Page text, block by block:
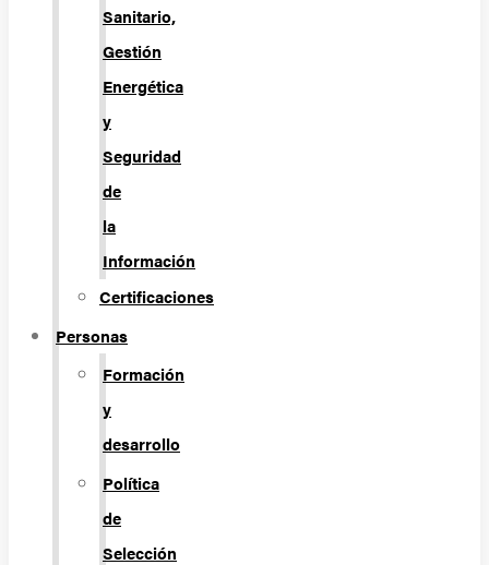
Sanitario,
Gestión
Energética
y
Seguridad
de
la
Información
Certificaciones
Personas
Formación
y
desarrollo
Política
de
Selección